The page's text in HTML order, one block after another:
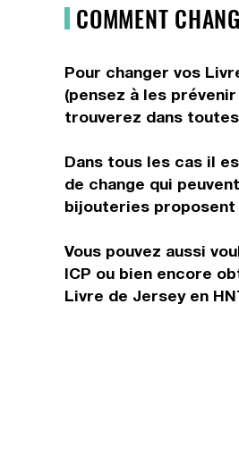
COMMENT
Pour changer vos
(pensez à les
trouverez dans
Dans tous les cas il
de change qui
bijouteries
Vous pouvez aussi
ICP ou bien encore
Livre de Jersey en